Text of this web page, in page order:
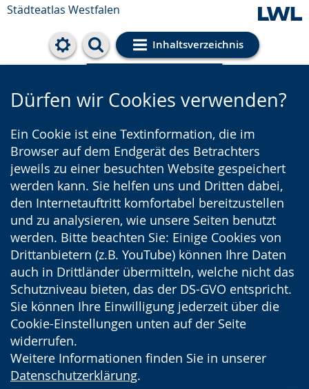
Städteatlas Westfalen
Inhaltsverzeichnis
Cookie-Einstellungen
Dürfen wir Cookies verwenden?
Ein Cookie ist eine Textinformation, die im
Browser auf dem Endgerät des Betrachters
jeweils zu einer besuchten Website gespeichert
werden kann. Sie helfen uns und Dritten dabei,
den Internetauftritt komfortabel bereitzustellen
und zu analysieren, wie unsere Seiten benutzt
werden. Bitte beachten Sie: Einige Cookies von
Drittanbietern (z.B. YouTube) können Ihre Daten
auch in Drittländer übermitteln, welche nicht das
Schutzniveau bieten, das der DS-GVO entspricht.
Sie können Ihre Einwilligung jederzeit über die
Cookie-Einstellungen unten auf der Seite
widerrufen.
Weitere Informationen finden Sie in unserer
Datenschutzerklärung.